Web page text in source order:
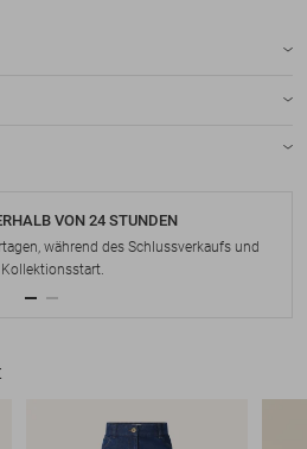
VON 24 STUNDEN
während des Schlussverkaufs und